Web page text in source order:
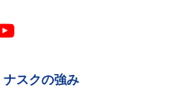
ナスクの強み